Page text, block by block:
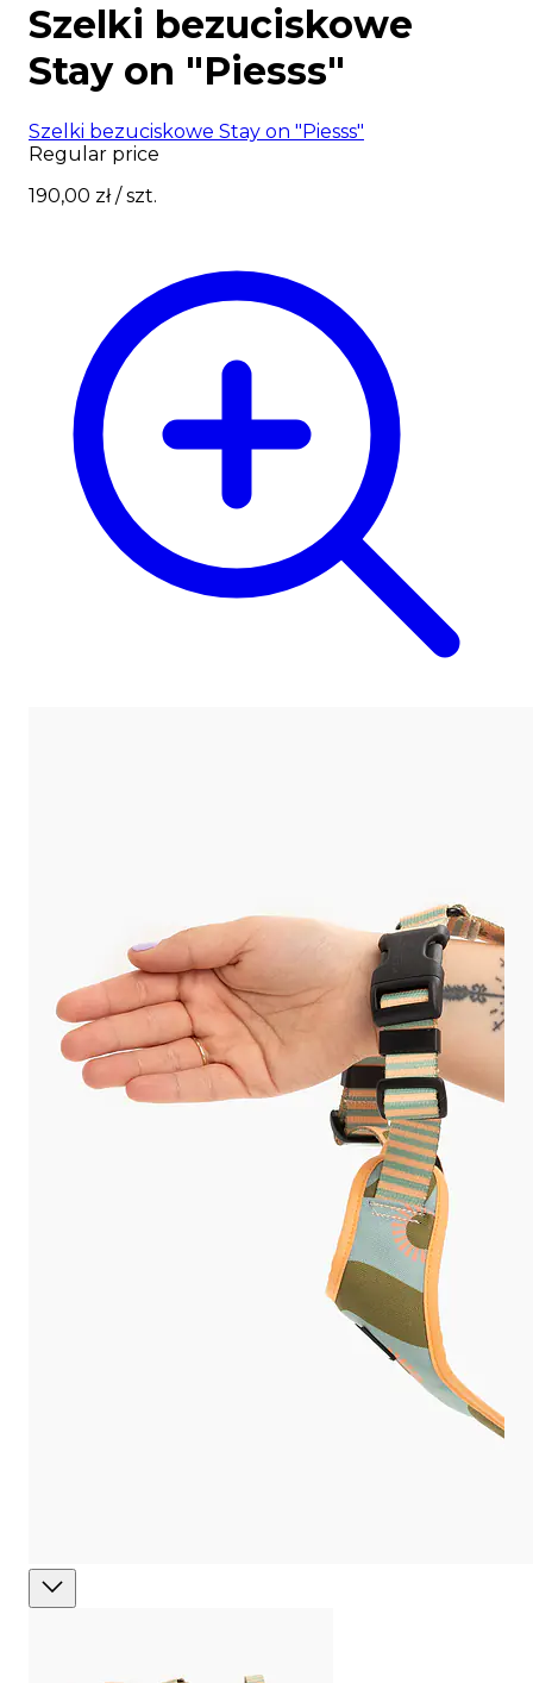
Szelki bezuciskowe
Stay on "Piesss"
Szelki bezuciskowe Stay on "Piesss"
Regular price
190,00 zł/ szt.